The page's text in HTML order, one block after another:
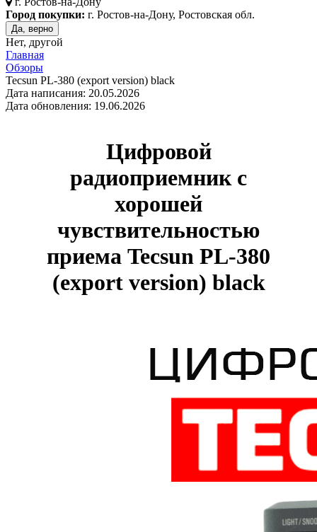
Город покупки: г. Ростов-на-Дону, Ростовская обл.
Да, верно
Нет, другой
Главная
Обзоры
Tecsun PL-380 (export version) black
Дата написания: 20.05.2026
Дата обновления: 19.06.2026
Цифровой
радиоприемник с
хорошей
чувствительностью
приема Tecsun PL-380
(export version) black